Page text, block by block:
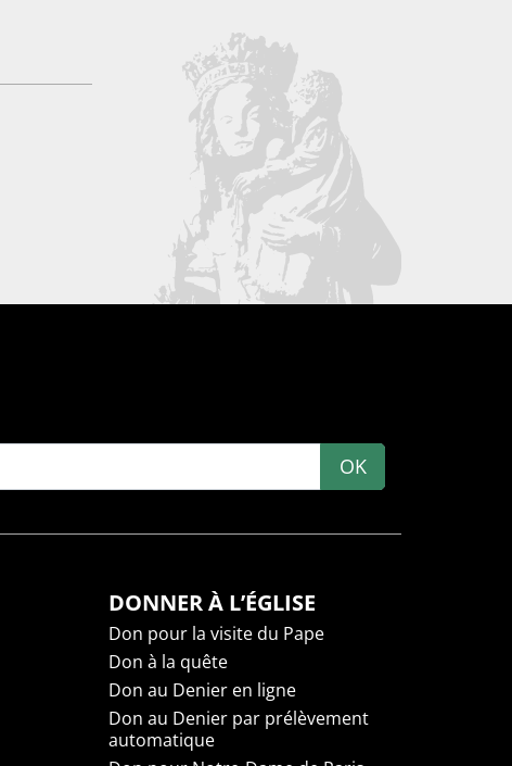
OK
DONNER À L’ÉGLISE
Don pour la visite du Pape
Don à la quête
Don au Denier en ligne
Don au Denier par prélèvement
automatique